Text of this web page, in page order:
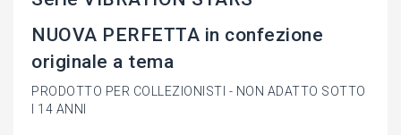
NUOVA PERFETTA in confezione
originale a tema
PRODOTTO PER COLLEZIONISTI - NON ADATTO SOTTO
I 14 ANNI